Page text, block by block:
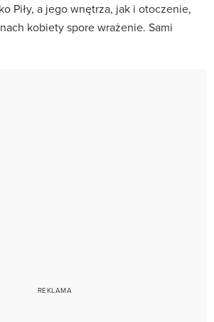
Piły, a jego wnętrza, jak i otoczenie,
kobiety spore wrażenie. Sami